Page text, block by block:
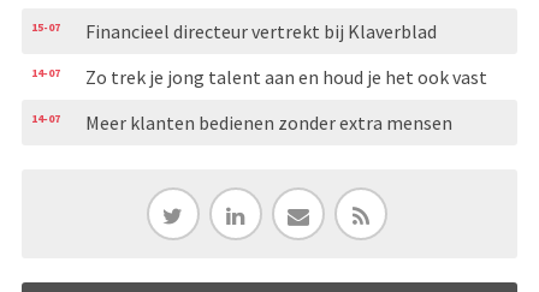
15-07 Financieel directeur vertrekt bij Klaverblad
14-07 Zo trek je jong talent aan en houd je het ook vast
14-07 Meer klanten bedienen zonder extra mensen